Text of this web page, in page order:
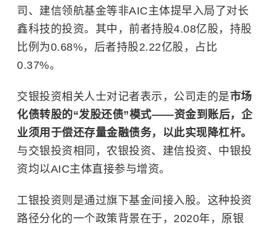
司、建信领航基金等非AIC主体提早入局了对长
鑫科技的投资。其中，前者持股4.08亿股，持股
比例为0.68%，后者持股2.22亿股，占比
0.37%。
交银投资相关人士对记者表示，公司走的是市场
化债转股的“发股还债”模式——资金到账后，企
业须用于偿还存量金融债务，以此实现降杠杆。
与交银投资相同，农银投资、建信投资、中银投
资均以AIC主体直接参与增资。
工银投资则是通过旗下基金间接入股。这种投资
路径分化的一个政策背景在于，2020年，原银